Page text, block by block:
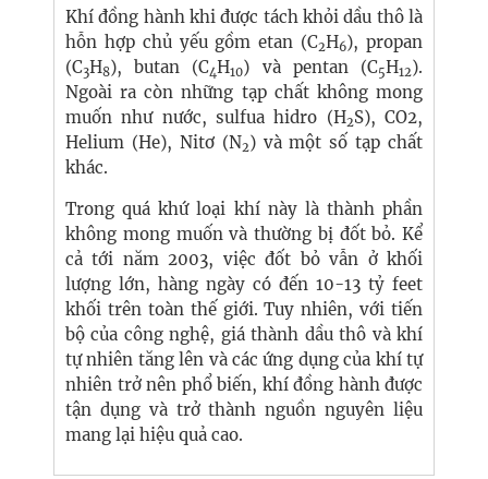
Khí đồng hành khi được tách khỏi dầu thô là
hỗn hợp chủ yếu gồm etan (C2H6), propan
(C3H8), butan (C4H10) và pentan (C5H12).
Ngoài ra còn những tạp chất không mong
muốn như nước, sulfua hidro (H2S), CO2,
Helium (He), Nitơ (N2) và một số tạp chất
khác.
Trong quá khứ loại khí này là thành phần
không mong muốn và thường bị đốt bỏ. Kể
cả tới năm 2003, việc đốt bỏ vẫn ở khối
lượng lớn, hàng ngày có đến 10-13 tỷ feet
khối trên toàn thế giới. Tuy nhiên, với tiến
bộ của công nghệ, giá thành dầu thô và khí
tự nhiên tăng lên và các ứng dụng của khí tự
nhiên trở nên phổ biến, khí đồng hành được
tận dụng và trở thành nguồn nguyên liệu
mang lại hiệu quả cao.